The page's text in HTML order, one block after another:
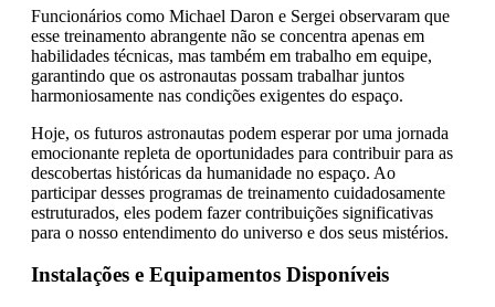
Funcionários como Michael Daron e Sergei observaram que
esse treinamento abrangente não se concentra apenas em
habilidades técnicas, mas também em trabalho em equipe,
garantindo que os astronautas possam trabalhar juntos
harmoniosamente nas condições exigentes do espaço.
Hoje, os futuros astronautas podem esperar por uma jornada
emocionante repleta de oportunidades para contribuir para as
descobertas históricas da humanidade no espaço. Ao
participar desses programas de treinamento cuidadosamente
estruturados, eles podem fazer contribuições significativas
para o nosso entendimento do universo e dos seus mistérios.
Instalações e Equipamentos Disponíveis